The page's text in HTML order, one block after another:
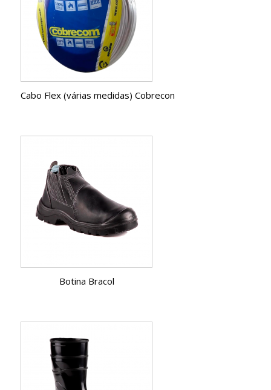
Cabo Flex (várias medidas) Cobrecon
Botina Bracol